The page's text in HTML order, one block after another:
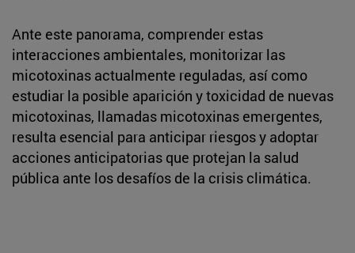
Ante este panorama, comprender estas
interacciones ambientales, monitorizar las
micotoxinas actualmente reguladas, así como
estudiar la posible aparición y toxicidad de nuevas
micotoxinas, llamadas micotoxinas emergentes,
resulta esencial para anticipar riesgos y adoptar
acciones anticipatorias que protejan la salud
pública ante los desafíos de la crisis climática.